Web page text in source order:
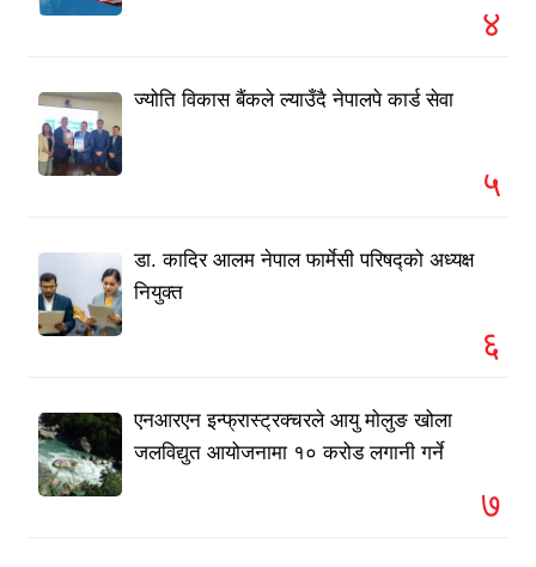
४
ज्योति विकास बैंकले ल्याउँदै नेपालपे कार्ड सेवा
५
डा. कादिर आलम नेपाल फार्मेसी परिषद्को अध्यक्ष
नियुक्त
६
एनआरएन इन्फ्रास्ट्रक्चरले आयु मोलुङ खोला
जलविद्युत आयोजनामा १० करोड लगानी गर्ने
७